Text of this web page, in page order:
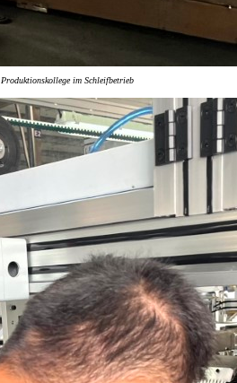
Produktionskollege im Schleifbetrieb